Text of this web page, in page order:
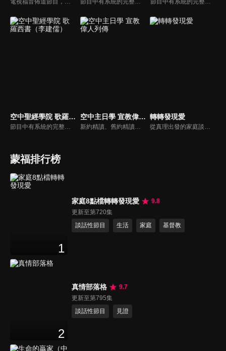
電視福音佈道節目，由前主播何戎主持，有別於以往的節目風格，將繼續提供最具平安與感動的心靈音樂饗宴。 節目中有系統的完整講解聖經真理，邀請受過解經講道訓練的老師，按著正意分解真理的道，帶領弟兄姊妹更深的了解聖經的浩瀚與偉大 節目中有系統的完整講解聖經真理，邀請受過解經講道訓練的老師，按著正意分解真理的道，帶領弟兄姊妹更深的了解聖經的浩瀚與偉大。
空中聖經學院 歌羅西書（李建儒）
節目中有系統的完整講解聖經真理，邀請受過解經講道訓練的老師，按著正意分解真理的道，帶領弟兄姊妹更深的了解聖經的浩瀚與偉大
空中主日學 宣教偉人列傳
新約精讀、舊約精讀、門徒造就、神學與教會歷史等主題系列，全方位裝備基督徒生命，教師與牧師精闢解析，幫助您更加明白聖經真理，走進神的心意。
轉轉發現愛
從真理出發的家庭談話性節目，針對現代婚姻家庭議題讓您輕鬆掌握關注方向。
蒙福排行榜
1
家庭8點檔轉轉發現愛
9.8
更新至第720集
談話性節目
生活 家庭 基督教
2
真情部落格
9.7
更新至第795集
談話性節目
見證